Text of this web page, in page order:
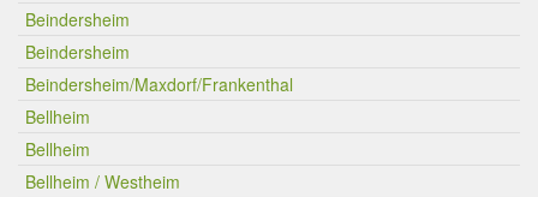
Beindersheim
Beindersheim
Beindersheim/Maxdorf/Frankenthal
Bellheim
Bellheim
Bellheim / Westheim